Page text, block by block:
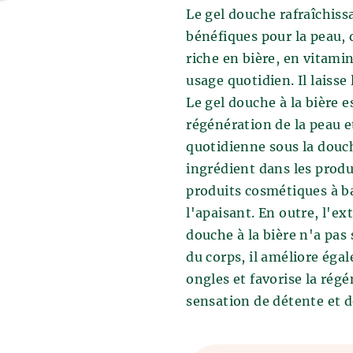
Le gel douche
bénéfiques pour la
riche en bière, en
usage quotidien. Il laisse
Le gel douche à la bière
régénération de la peau
quotidienne sous la
ingrédient dans les
produits cosmétiques à
l'apaisant. En outre,
douche à la bière n'a
du corps, il améliore
ongles et favorise la
sensation de détente et